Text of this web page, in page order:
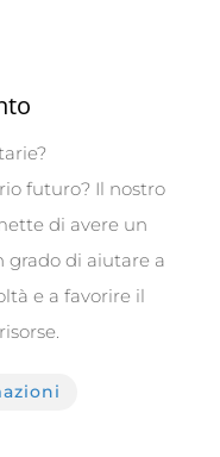
futuro? Il nostro
di avere un
grado di aiutare a
e a favorire il